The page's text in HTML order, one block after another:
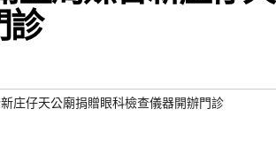
診
庄仔天公廟捐贈眼科檢查儀器開辦門診